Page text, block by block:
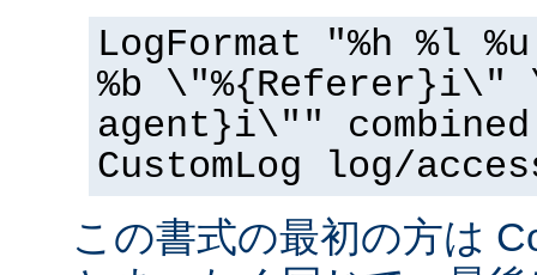
LogFormat "%h %l
%b \"%{Referer}i\"
agent}i\"" combined
CustomLog log/
この書式の最初の方は